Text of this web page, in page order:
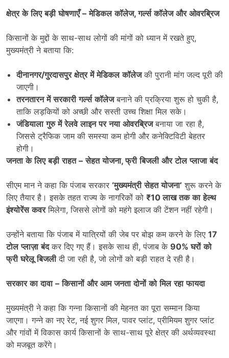
क्षेत्र के लिए बड़ी घोषणाएँ – मेडिकल कॉलेज,गर्ल्स कॉलेज और ओवरब्रिज
किसानों के मुद्दों के साथ-साथ लोगों की मांगों को ध्यान में रखते हुए,
मुख्यमंत्री ने बताया कि:
दीनानगर/गुरदासपुर क्षेत्र में मेडिकल कॉलेजकी पुरानी मांग जल्द पूरी की
जाएगी।
तरनतारन में सरकारी गर्ल्स कॉलेजबनाने की प्रक्रिया शुरू हो चुकी है,
ताकि लड़कियों को अच्छी और सस्ती उच्च शिक्षा मिल सके।
जंडियाला गुरु में रेलवे लाइन पर नया ओवरब्रिजबनाया जा रहा है,
जिससे ट्रैफिक जाम की समस्या कम होगी और कनेक्टिविटी बेहतर
होगी।
जनता के लिए बड़ी राहत – सेहत योजना,फ्री बिजली और टोल प्लाजा बंद
सीएम मान ने कहा कि पंजाब सरकार ‘मुख्यमंत्री सेहत योजना’ शुरू करने के
लिए तैयार है। इसके तहत राज्य के नागरिकों को ₹10लाख तक का हेल्थ
इंश्योरेंस कवरमिलेगा, जिससे लोगों को महंगे इलाज की टेंशन नहीं रहेगी।
उन्होंने बताया कि पंजाब में यात्रियों की जेब पर बोझ कम करने के लिए 17
टोल प्लाज़ा बंदकर दिए गए हैं। इसके साथ ही, पंजाब के 90%घरों को
फ्री घरेलू बिजलीदी जा रही है, जो लोगों को बड़ी राहत दे रही है।
सरकार का दावा – किसानों और आम जनता दोनों को मिल रहा फायदा
मुख्यमंत्री ने कहा कि गन्ना किसानों की मेहनत का पूरा सम्मान किया
जाएगा। गन्ने का नए रेट, नई शुगर मिल, पावर प्लांट, प्रीमियम शुगर प्लांट
और गांवों में विकास कार्य किसानों के साथ-साथ पूरे क्षेत्र की अर्थव्यवस्था
को मजबूत करेंगे।